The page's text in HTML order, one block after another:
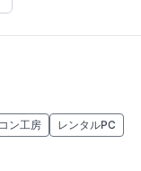
ン工房 レンタルPC